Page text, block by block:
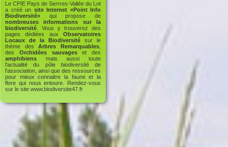
Le CPIE Pays de Serrres-Vallée du Lot
a créé un site Internet «Point Info
Biodiversité» qui propose de
nombreuses informations sur la
biodiversité . Vous y trouverez des
pages dédiées aux Observatoires
Locaux de la Biodiversité sur le
thème desArbres Remarquables
des Orchidées sauvageset des
amphibiens mais aussi toute
l'actualité du pôle biodiversité de
l'association, ainsi que des ressources
pour mieux connaitre la faune et la
flore qui nous entoure. Rendez-vous
sur le site www.biodiversite47.fr